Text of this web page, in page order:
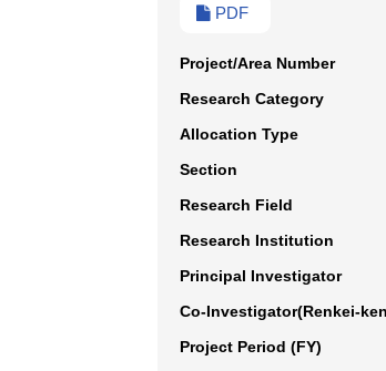
PDF
Project/Area Number
Research Category
Allocation Type
Section
Research Field
Research Institution
Principal Investigator
Co-Investigator(Renkei-
Project Period (FY)